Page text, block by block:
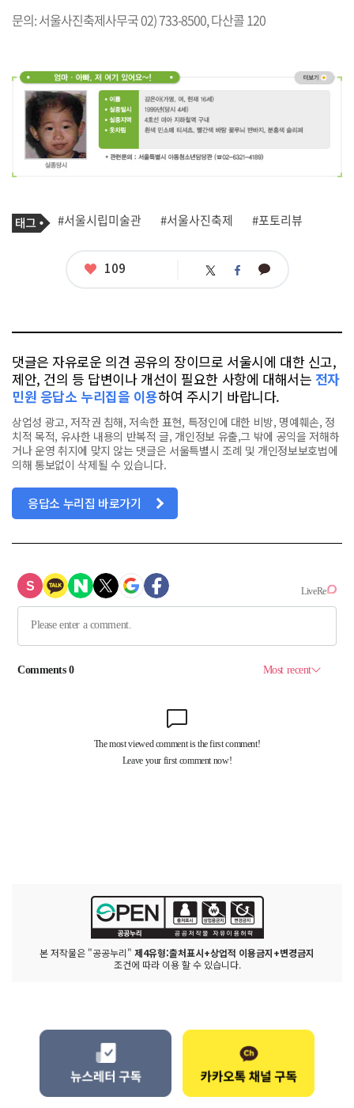
문의: 서울사진축제사무국 02) 733-8500, 다산콜 120
기
사
태
그
#서울시립미술관 #서울사진축제 #포토리뷰
좋
109 트 페 카
댓글은 자유로운 의견 공유의 장이므로 서울시에 대한 신고,
제안, 건의 등 답변이나 개선이 필요한 사항에 대해서는 전자
민원 응답소 누리집을 이용하여 주시기 바랍니다.
상업성 광고, 저작권 침해, 저속한 표현, 특정인에 대한 비방, 명예훼손, 정
치적 목적, 유사한 내용의 반복적 글, 개인정보 유출,그 밖에 공익을 저해하
거나 운영 취지에 맞지 않는 댓글은 서울특별시 조례 및 개인정보보호법에
의해 통보없이 삭제될 수 있습니다.
응답소 누리집 바로가기
본 저작물은 "공공누리" 제4유형:출처표시+상업적 이용금지+변경금지
조건에 따라 이용 할 수 있습니다.